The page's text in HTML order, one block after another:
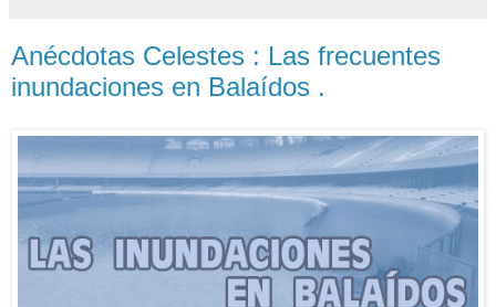
Anécdotas Celestes : Las frecuentes
inundaciones en Balaídos .